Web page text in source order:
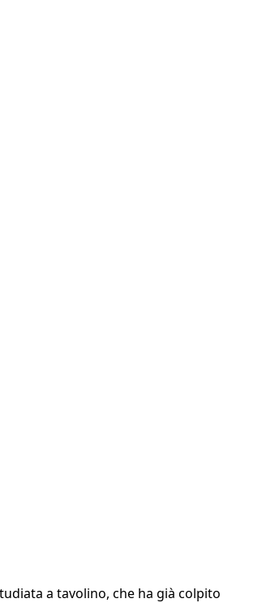
a tavolino, che ha già colpito